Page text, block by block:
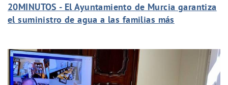
20MINUTOS - El Ayuntamiento de Murcia garantiza
el suministro de agua a las familias más